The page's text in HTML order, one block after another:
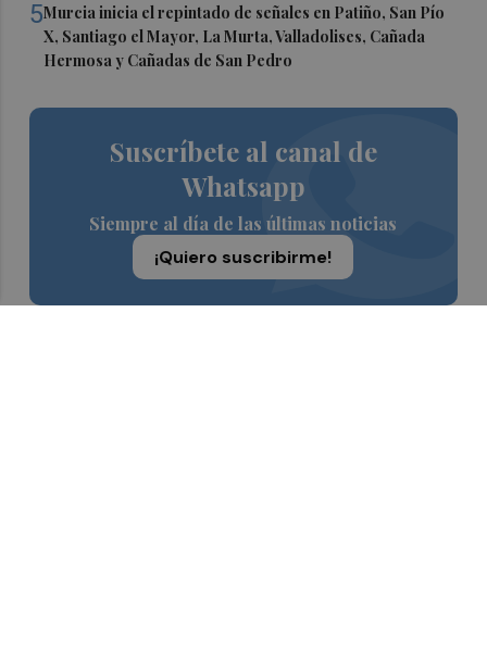
5Murcia inicia el repintado de señales en Patiño, San Pío
X, Santiago el Mayor, La Murta, Valladolises, Cañada
Hermosa y Cañadas de San Pedro
Suscríbete al canal de
Whatsapp
Siempre al día de las últimas noticias
¡Quiero suscribirme!